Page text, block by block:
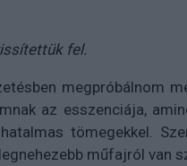
fel.
megpróbálnom
az esszenciája,
tömegekkel.
műfajról van